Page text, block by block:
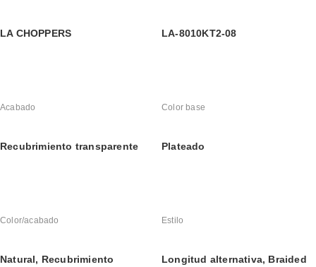
LA CHOPPERS LA-8010KT2-08
Acabado
Recubrimiento transparente
Color base
Plateado
Color/acabado
Natural, Recubrimiento
Estilo
Longitud alternativa, Braided